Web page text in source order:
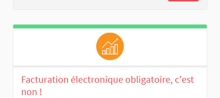
Facturation électronique obligatoire, c'est
non !